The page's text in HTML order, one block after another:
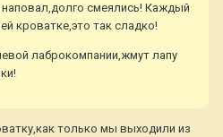
смеялись! Каждый
кроватке,это так сладко!
лаброкомпании,жмут лапу
только мы выходили из